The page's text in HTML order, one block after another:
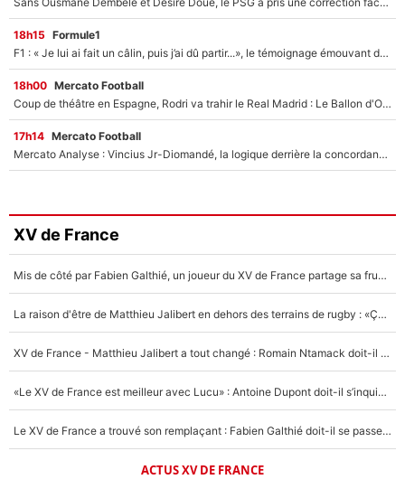
18h15 Formule1
F1 : « Je lui ai fait un câlin, puis j’ai dû partir...», le témoignage émouvant de Max Verstappen sur sa fille
18h00 Mercato Football
Coup de théâtre en Espagne, Rodri va trahir le Real Madrid : Le Ballon d'Or a choisi de signer au FC Barcelone !
17h14 Mercato Football
Mercato Analyse : Vincius Jr-Diomandé, la logique derrière la concordance des temps
XV de France
Mis de côté par Fabien Galthié, un joueur du XV de France partage sa frustration : «ils ne me l’ont pas dit tout de suite»
La raison d'être de Matthieu Jalibert en dehors des terrains de rugby : «Ça m'atteint autant que si tu touches à un membre de ma famille»
XV de France - Matthieu Jalibert a tout changé : Romain Ntamack doit-il s’inquiéter pour sa place à un an de la Coupe du monde ?
«Le XV de France est meilleur avec Lucu» : Antoine Dupont doit-il s’inquiéter pour sa place ?
Le XV de France a trouvé son remplaçant : Fabien Galthié doit-il se passer d'Antoine Dupont ?
ACTUS XV DE FRANCE